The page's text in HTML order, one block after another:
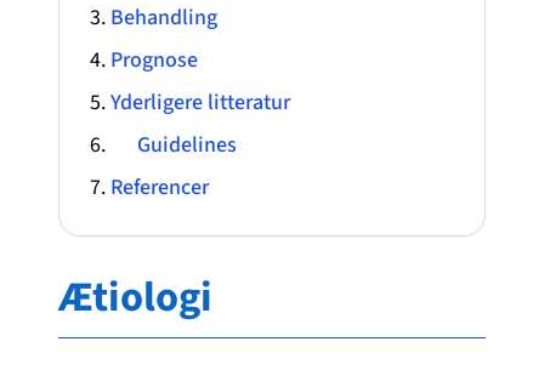
Behandling
Prognose
Yderligere litteratur
Guidelines
Referencer
Ætiologi